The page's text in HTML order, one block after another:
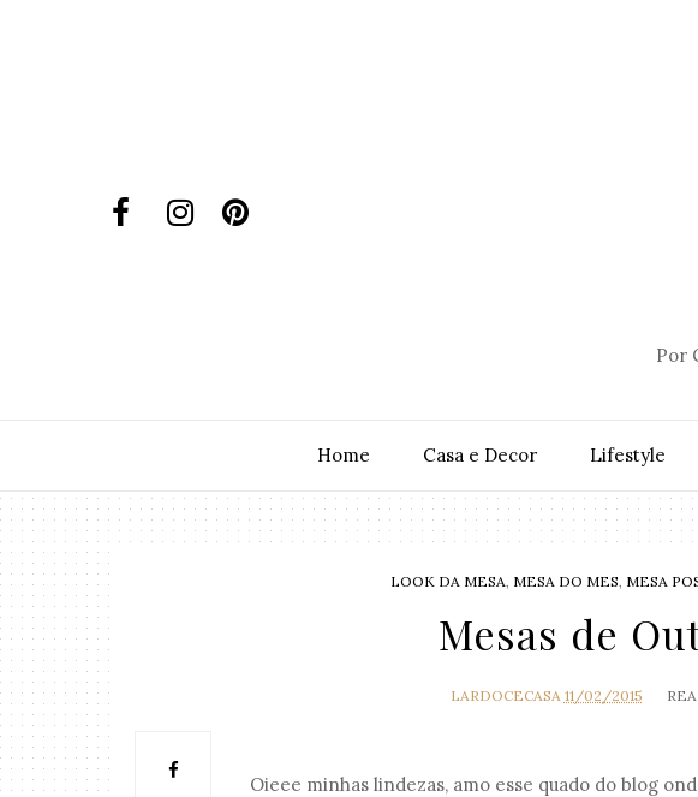
Por
Home Casa e Decor Lifestyle
LOOK DA MESA, MESA DO MES, MESA
Mesas de
LARDOCECASA 11/02/2015
Oieee minhas lindezas, amo esse quado do blog